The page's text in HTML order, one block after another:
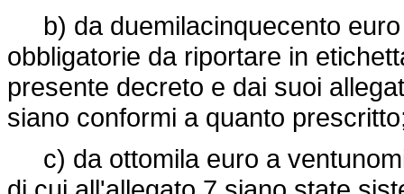
b) da duemilacinquecento euro
obbligatorie da riportare in
presente decreto e dai suoi
siano conformi a quanto
c) da ottomila euro a